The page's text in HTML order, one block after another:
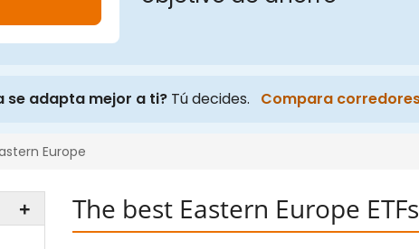
The best Eastern Europe ETFs